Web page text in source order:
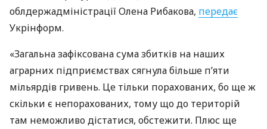
облдержадміністрації Олена Рибакова, передає
Укрінформ.
«Загальна зафіксована сума збитків на наших
аграрних підприємствах сягнула більше п’яти
мільярдів гривень. Це тільки порахованих, бо ще ж
скільки є непорахованих, тому що до територій
там неможливо дістатися, обстежити. Плюс ще